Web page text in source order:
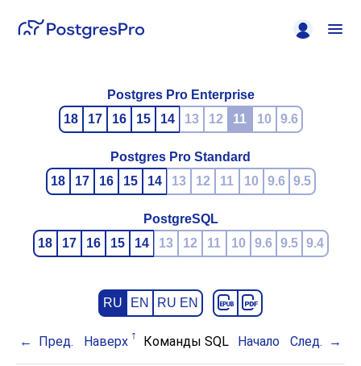
Postgres Pro Enterprise
18
17 16 15 14 13 12 11 10 9.6
Postgres Pro Standard
18
17 16 15 14 13 12 11 10 9.6 9.5
PostgreSQL
18
17 16 15 14 13 12 11 10 9.6 9.5 9.4
RU EN RU EN
Пред. Наверх Команды SQL Начало След.